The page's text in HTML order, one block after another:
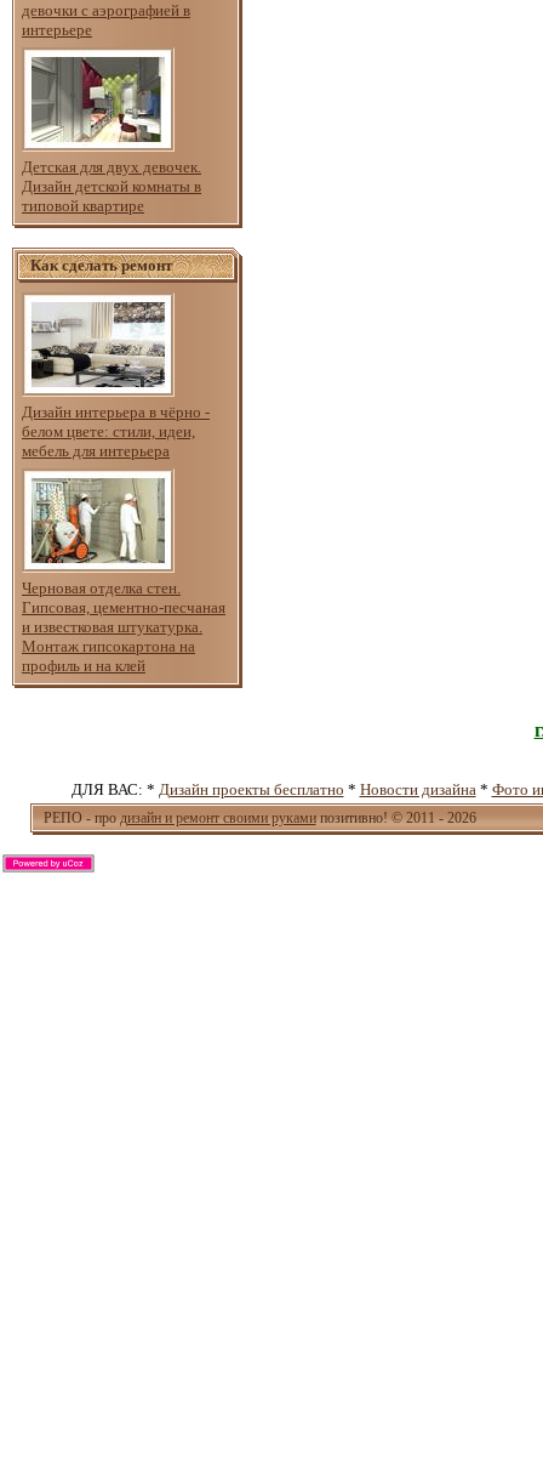
девочки с аэрографией в
интерьере
Детская для двух девочек.
Дизайн детской комнаты в
типовой квартире
Как сделать ремонт
Дизайн интерьера в чёрно -
белом цвете: стили, идеи,
мебель для интерьера
Черновая отделка стен.
Гипсовая, цементно-песчаная
и известковая штукатурка.
Монтаж гипсокартона на
профиль и на клей
ДЛЯ ВАС: * Дизайн проекты бесплатно * Новости дизайна* Фото
РЕПО - продизайн и ремонт своими рукамипозитивно! © 2011 - 2026